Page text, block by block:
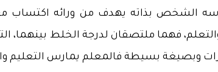
الشخص بذاته يهدف من ورائه اكتساب
والتعلم، فهما ملتصقان لدرجة الخلط بينهما،
وبصيغة بسيطة فالمعلم يمارس التعليم